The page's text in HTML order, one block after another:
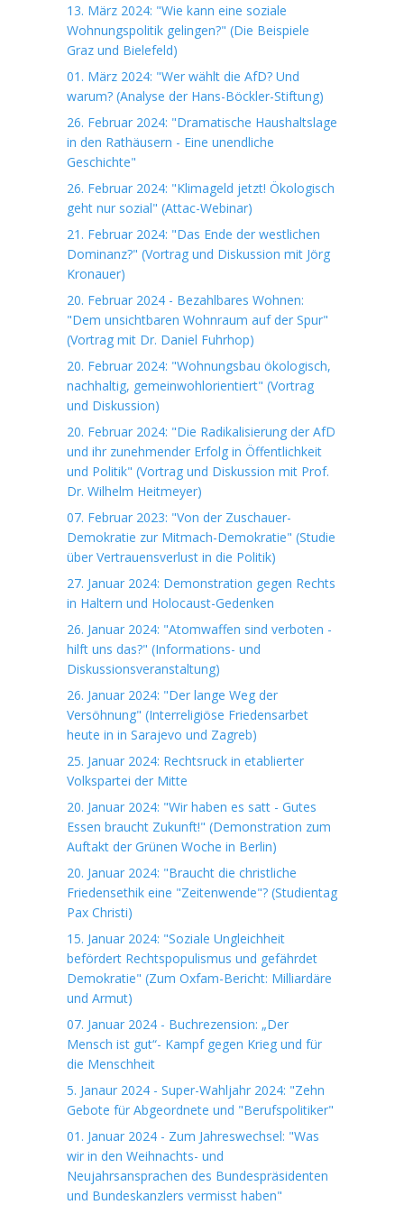
13. März 2024: "Wie kann eine soziale
Wohnungspolitik gelingen?" (Die Beispiele
Graz und Bielefeld)
01. März 2024: "Wer wählt die AfD? Und
warum? (Analyse der Hans-Böckler-Stiftung)
26. Februar 2024: "Dramatische Haushaltslage
in den Rathäusern - Eine unendliche
Geschichte"
26. Februar 2024: "Klimageld jetzt! Ökologisch
geht nur sozial" (Attac-Webinar)
21. Februar 2024: "Das Ende der westlichen
Dominanz?" (Vortrag und Diskussion mit Jörg
Kronauer)
20. Februar 2024 - Bezahlbares Wohnen:
"Dem unsichtbaren Wohnraum auf der Spur"
(Vortrag mit Dr. Daniel Fuhrhop)
20. Februar 2024: "Wohnungsbau ökologisch,
nachhaltig, gemeinwohlorientiert" (Vortrag
und Diskussion)
20. Februar 2024: "Die Radikalisierung der AfD
und ihr zunehmender Erfolg in Öffentlichkeit
und Politik" (Vortrag und Diskussion mit Prof.
Dr. Wilhelm Heitmeyer)
07. Februar 2023: "Von der Zuschauer-
Demokratie zur Mitmach-Demokratie" (Studie
über Vertrauensverlust in die Politik)
27. Januar 2024: Demonstration gegen Rechts
in Haltern und Holocaust-Gedenken
26. Januar 2024: "Atomwaffen sind verboten -
hilft uns das?" (Informations- und
Diskussionsveranstaltung)
26. Januar 2024: "Der lange Weg der
Versöhnung" (Interreligiöse Friedensarbet
heute in in Sarajevo und Zagreb)
25. Januar 2024: Rechtsruck in etablierter
Volkspartei der Mitte
20. Januar 2024: "Wir haben es satt - Gutes
Essen braucht Zukunft!" (Demonstration zum
Auftakt der Grünen Woche in Berlin)
20. Januar 2024: "Braucht die christliche
Friedensethik eine "Zeitenwende"? (Studientag
Pax Christi)
15. Januar 2024: "Soziale Ungleichheit
befördert Rechtspopulismus und gefährdet
Demokratie" (Zum Oxfam-Bericht: Milliardäre
und Armut)
07. Januar 2024 - Buchrezension: „Der
Mensch ist gut“- Kampf gegen Krieg und für
die Menschheit
5. Janaur 2024 - Super-Wahljahr 2024: "Zehn
Gebote für Abgeordnete und "Berufspolitiker"
01. Januar 2024 - Zum Jahreswechsel: "Was
wir in den Weihnachts- und
Neujahrsansprachen des Bundespräsidenten
und Bundeskanzlers vermisst haben"